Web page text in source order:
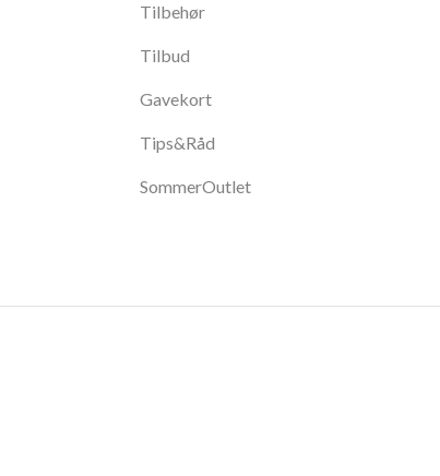
Tilbehør
Tilbud
Gavekort
Tips&Råd
SommerOutlet